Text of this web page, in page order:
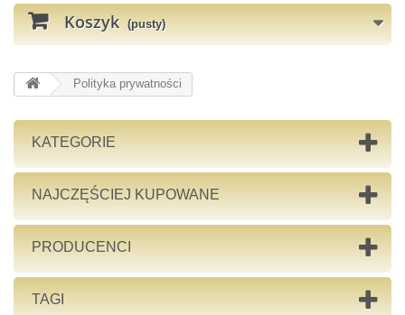
Koszyk (pusty)
Polityka prywatności
KATEGORIE
NAJCZĘŚCIEJ KUPOWANE
PRODUCENCI
TAGI